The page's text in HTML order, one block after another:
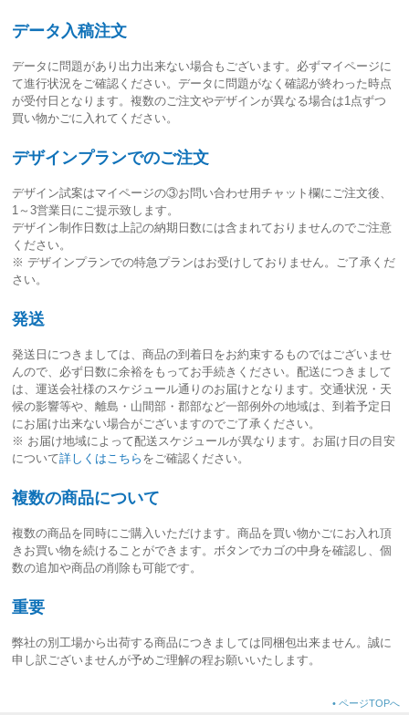
データ入稿注文
データに問題があり出力出来ない場合もございます。必ずマイページに
て進行状況をご確認ください。データに問題がなく確認が終わった時点
が受付日 となります。複数のご注文やデザインが異なる場合は1点ずつ
買い物かごに入れてください。
デザインプランでのご注文
デザイン試案はマイページの③お問い合わせ用チャット欄にご注文後、
1～3営業日 にご提示致します。
デザイン制作日数は上記の納期日数には含まれておりませんのでご注意
ください。
※ デザインプランでの特急プランはお受けしておりません。ご了承くだ
さい。
発送
発送日につきましては、商品の到着日をお約束するものではございませ
んので、必ず日数に余裕をもってお手続きください。配送につきまして
は、運送会社様のスケジュール通りのお届けとなります。交通状況・天
候の影響等や、離島・山間部・郡部など一部例外の地域は、到着予定日
にお届け出来ない場合がございますのでご了承ください。
※ お届け地域によって配送スケジュールが異なります。お届け日の目安
について詳しくはこちら をご確認ください。
複数の商品について
複数の商品を同時にご購入いただけます。商品を買い物かごにお入れ頂
きお買い物を続けることができます。ボタンでカゴの中身を確認し、個
数の追加や商品の削除も可能です。
重要
弊社の別工場から出荷する商品につきましては同梱包出来ません。誠に
申し訳ございませんが予めご理解の程お願いいたします。
• ページTOPへ